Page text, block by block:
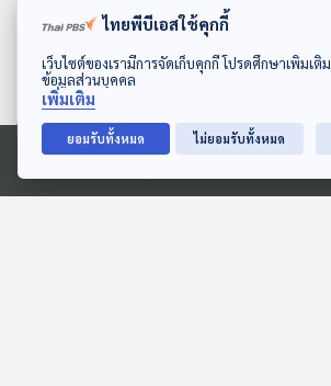
ดาวน์โหลด Thai PBS Podcast Application
Ⓒ 2020 องค์การกระจายเสียงและแพร่ภาพสาธารณะแห่งประเทศไทย
ตอนที่เกี่ยวข้องไทยพีบีเอสใช้คุกกี้
เว็บไซต์ของเรามีการจัดเก็บคุกกี้ โปรดศึกษาเพิ่มเ
ข้อมูลส่วนบุคคล
เพิ่มเติม
ยอมรับทั้งหมด ไม่ยอมรับทั้งหมด